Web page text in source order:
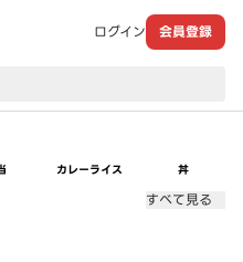
ログイン 会員登録
カレーライス 丼
すべて見る